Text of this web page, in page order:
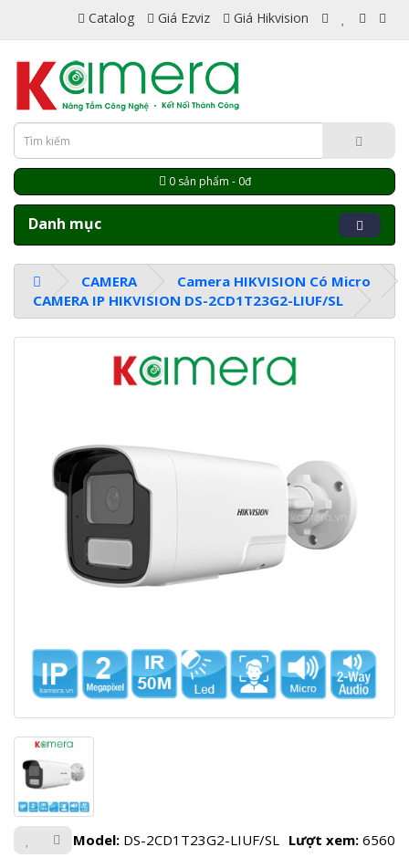
Catalog Giá Ezviz Giá Hikvision
0 sản phẩm - 0đ
Danh mục
CAMERA
Camera HIKVISION Có Micro
CAMERA IP HIKVISION DS-2CD1T23G2-LIUF/SL
Model: DS-2CD1T23G2-LIUF/SL Lượt xem: 6560